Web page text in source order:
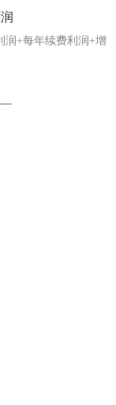
润+每年续费利润+增